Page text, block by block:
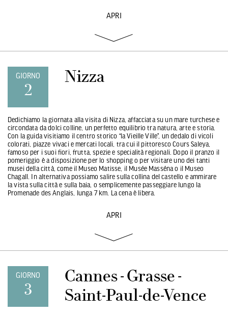
APRI
GIORNO
2
Nizza
Dedichiamo la giornata alla visita di Nizza, affacciata su un mare turchese e
circondata da dolci colline, un perfetto equilibrio tra natura, arte e storia.
Con la guida visitiamo il centro storico “la Vieille Ville”, un dedalo di vicoli
colorati, piazze vivaci e mercati locali, tra cui il pittoresco Cours Saleya,
famoso per i suoi fiori, frutta, spezie e specialità regionali. Dopo il pranzo il
pomeriggio è a disposizione per lo shopping o per visitare uno dei tanti
musei della città, come il Museo Matisse, il Musée Masséna o il Museo
Chagall. In alternativa possiamo salire sulla collina del castello e ammirare
la vista sulla città e sulla baia, o semplicemente passeggiare lungo la
Promenade des Anglais, lunga 7 km. La cena è libera.
APRI
GIORNO
3
Cannes - Grasse -
Saint-Paul-de-Vence